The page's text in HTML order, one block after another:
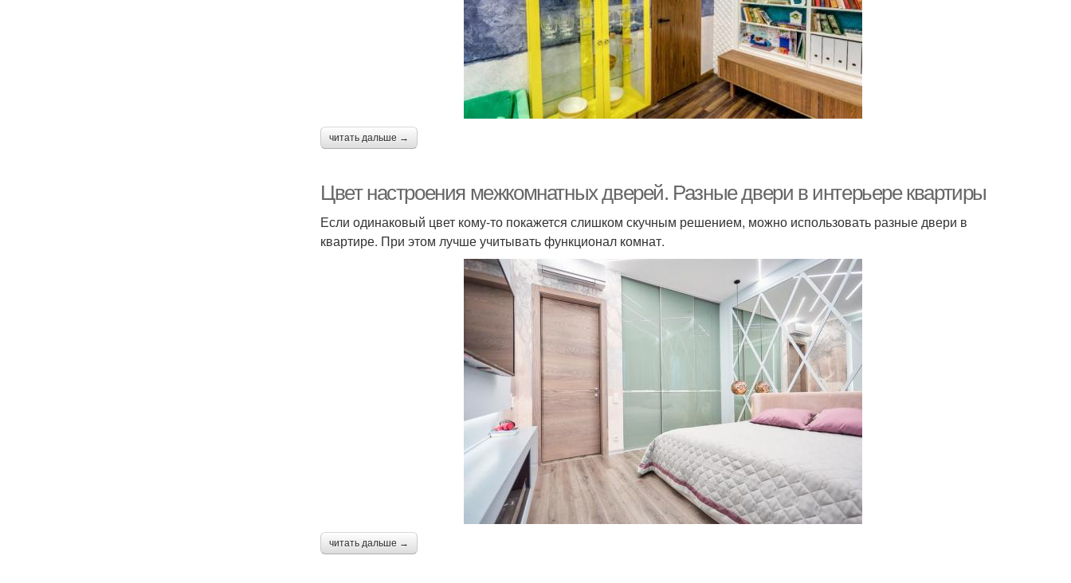
Дверь с элементами Двери в цвет
стилистики
Двери по фен Двери в квартире
читать дальше →
Цвет настроения межкомнатных дверей. Разные двери в интерьере квартиры
Если одинаковый цвет кому-то покажется слишком скучным решением, можно использовать разные двери в
квартире. При этом лучше учитывать функционал комнат.
читать дальше →